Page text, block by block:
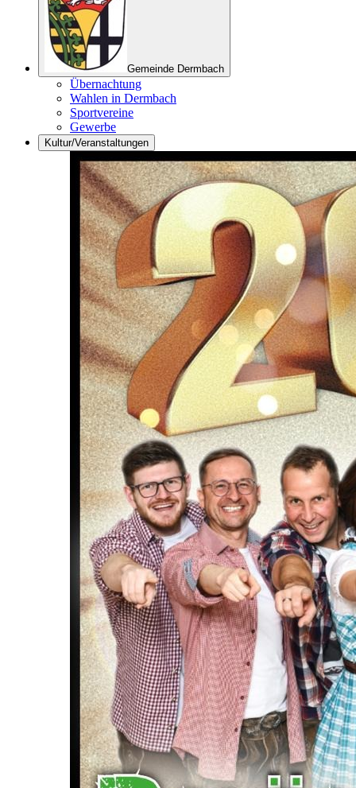
Gemeinde Dermbach
Übernachtung
Wahlen in Dermbach
Sportvereine
Gewerbe
Kultur/Veranstaltungen